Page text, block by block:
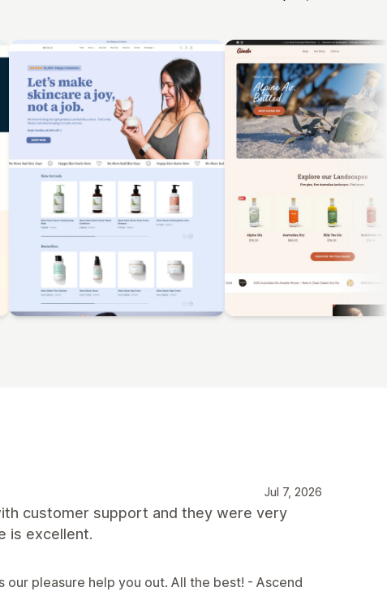
Jul 7, 2026
customer support and they were very
is excellent.
our pleasure help you out. All the best! - Ascend